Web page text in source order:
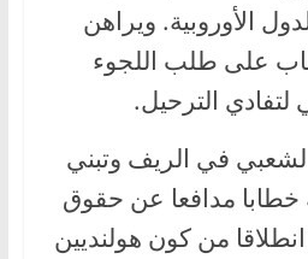
الأوروبية. ويراهن
على طلب اللجوء
لتفادي الترحيل.
في الريف وتبني
خطابا مدافعا عن حقوق
من كون هولنديين